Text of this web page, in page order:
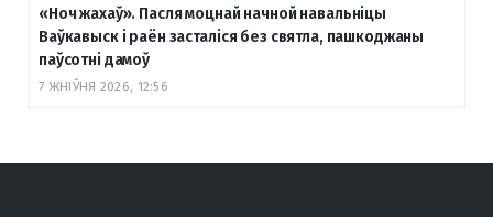
«Ноч жахаў». Пасля моцнай начной навальніцы
Ваўкавыск і раён засталіся без святла, пашкоджаны
паўсотні дамоў
7 ЖНІЎНЯ 2026, 12:56